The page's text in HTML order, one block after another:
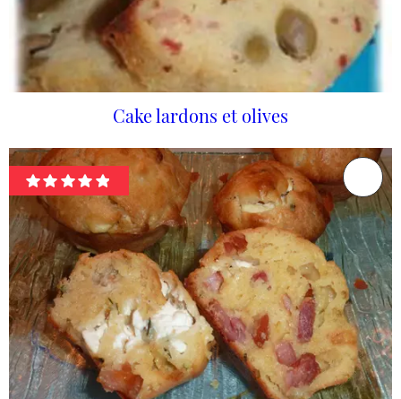
Cake lardons et olives